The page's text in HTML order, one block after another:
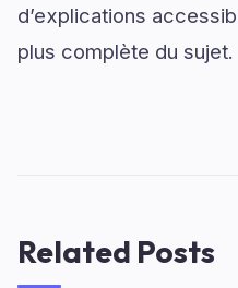
d’explications
plus complète du sujet.
Related Posts